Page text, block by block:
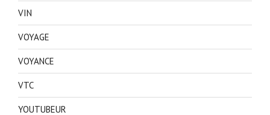
VIN
VOYAGE
VOYANCE
VTC
YOUTUBEUR